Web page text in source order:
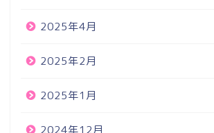
2025年4月
2025年2月
2025年1月
2024年12月